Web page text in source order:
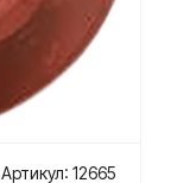
Артикул: 12665